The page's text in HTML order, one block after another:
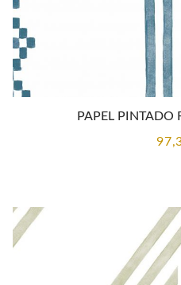
PAPEL PINTADO